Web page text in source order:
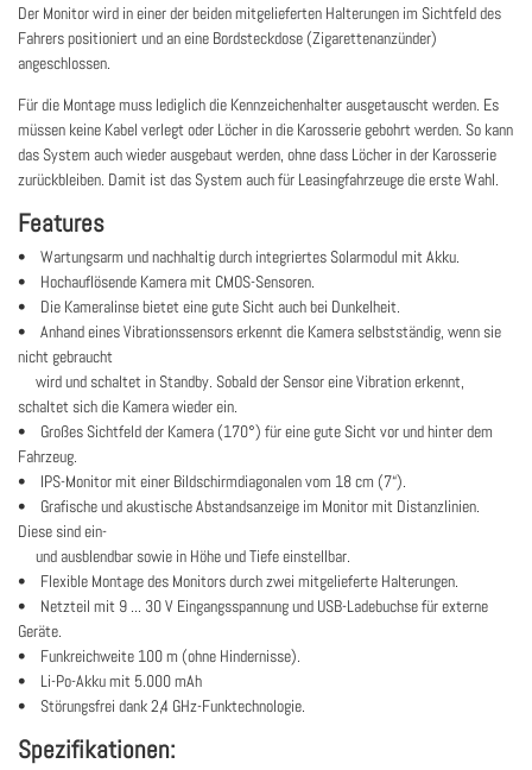
Der Monitor wird in einer der beiden mitgelieferten Halterungen im Sichtfeld des
Fahrers positioniert und an eine Bordsteckdose (Zigarettenanzünder)
angeschlossen.
Für die Montage muss lediglich die Kennzeichenhalter ausgetauscht werden. Es
müssen keine Kabel verlegt oder Löcher in die Karosserie gebohrt werden. So kann
das System auch wieder ausgebaut werden, ohne dass Löcher in der Karosserie
zurückbleiben. Damit ist das System auch für Leasingfahrzeuge die erste Wahl.
Features
• Wartungsarm und nachhaltig durch integriertes Solarmodul mit Akku.
• Hochauflösende Kamera mit CMOS-Sensoren.
• Die Kameralinse bietet eine gute Sicht auch bei Dunkelheit.
• Anhand eines Vibrationssensors erkennt die Kamera selbstständig, wenn sie
nicht gebraucht
wird und schaltet in Standby. Sobald der Sensor eine Vibration erkennt,
schaltet sich die Kamera wieder ein.
• Großes Sichtfeld der Kamera (170°) für eine gute Sicht vor und hinter dem
Fahrzeug.
• IPS-Monitor mit einer Bildschirmdiagonalen vom 18 cm (7“).
• Grafische und akustische Abstandsanzeige im Monitor mit Distanzlinien.
Diese sind ein-
und ausblendbar sowie in Höhe und Tiefe einstellbar.
• Flexible Montage des Monitors durch zwei mitgelieferte Halterungen.
• Netzteil mit 9 ... 30 V Eingangsspannung und USB-Ladebuchse für externe
Geräte.
• Funkreichweite 100 m (ohne Hindernisse).
• Li-Po-Akku mit 5.000 mAh
• Störungsfrei dank 2,4 GHz-Funktechnologie.
Spezifikationen: